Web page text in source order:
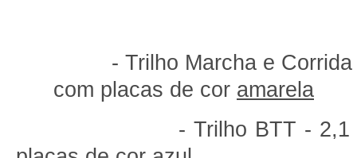
- Trilho Marcha e Corrida -
com placas de cor amarela
- Trilho BTT - 2,1 Km,